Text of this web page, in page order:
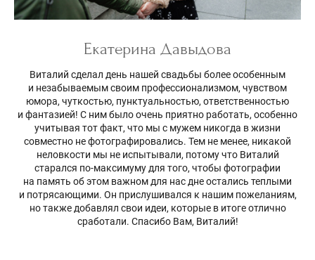
Екатерина Давыдова
Виталий сделал день нашей свадьбы более особенным
и незабываемым своим профессионализмом, чувством
юмора, чуткостью, пунктуальностью, ответственностью
и фантазией! С ним было очень приятно работать, особенно
учитывая тот факт, что мы с мужем никогда в жизни
совместно не фотографировались. Тем не менее, никакой
неловкости мы не испытывали, потому что Виталий
старался по-максимуму для того, чтобы фотографии
на память об этом важном для нас дне остались теплыми
и потрясающими. Он прислушивался к нашим пожеланиям,
но также добавлял свои идеи, которые в итоге отлично
сработали. Спасибо Вам, Виталий!